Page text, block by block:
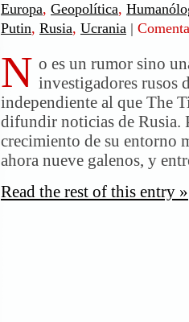
Europa, Geopolítica,
Putin, Rusia, Ucrania |
N o es un rumor sino
investigadores rusos
independiente al que The
difundir noticias de Rusia.
crecimiento de su entorno
ahora nueve galenos, y
Read the rest of this entry »